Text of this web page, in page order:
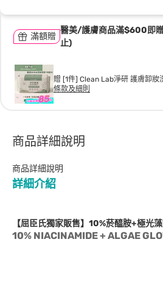
滿額贈
醫美/護膚商品滿$600即
止)
贈 [1件] Clean Lab淨研 護膚卸
條款及細則
商品詳細說明
商品詳細說明
詳細介紹
【屈臣氏獨家販售】10%菸醯胺+極光
10% NIACINAMIDE + ALGAE